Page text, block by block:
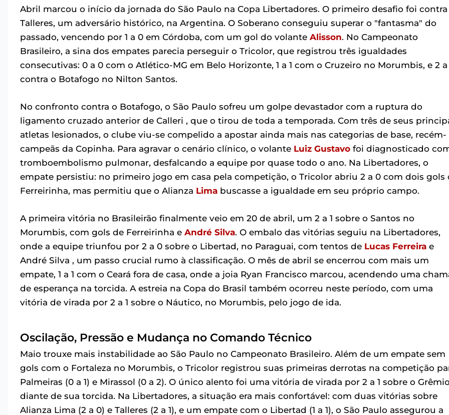
Abril marcou o início da jornada do São Paulo na Copa Libertadores. O primeiro desafio foi contra
Talleres, um adversário histórico, na Argentina. O Soberano conseguiu superar o "fantasma" do
passado, vencendo por 1 a 0 em Córdoba, com um gol do volante Alisson. No Campeonato
Brasileiro, a sina dos empates parecia perseguir o Tricolor, que registrou três igualdades
consecutivas: 0 a 0 com o Atlético-MG em Belo Horizonte, 1 a 1 com o Cruzeiro no Morumbis, e 2 a
contra o Botafogo no Nilton Santos.
No confronto contra o Botafogo, o São Paulo sofreu um golpe devastador com a ruptura do
ligamento cruzado anterior de Calleri , que o tirou de toda a temporada. Com três de seus
atletas lesionados, o clube viu-se compelido a apostar ainda mais nas categorias de base, recém-
campeãs da Copinha. Para agravar o cenário clínico, o volante Luiz Gustavo foi diagnosticado
tromboembolismo pulmonar, desfalcando a equipe por quase todo o ano. Na Libertadores, o
empate persistiu: no primeiro jogo em casa pela competição, o Tricolor abriu 2 a 0 com dois gols
Ferreirinha, mas permitiu que o Alianza Lima buscasse a igualdade em seu próprio campo.
A primeira vitória no Brasileirão finalmente veio em 20 de abril, um 2 a 1 sobre o Santos no
Morumbis, com gols de Ferreirinha e André Silva. O embalo das vitórias seguiu na Libertadores,
onde a equipe triunfou por 2 a 0 sobre o Libertad, no Paraguai, com tentos de Lucas Ferreira e
André Silva , um passo crucial rumo à classificação. O mês de abril se encerrou com mais um
empate, 1 a 1 com o Ceará fora de casa, onde a joia Ryan Francisco marcou, acendendo uma
de esperança na torcida. A estreia na Copa do Brasil também ocorreu neste período, com uma
vitória de virada por 2 a 1 sobre o Náutico, no Morumbis, pelo jogo de ida.
Oscilação, Pressão e Mudança no Comando Técnico
Maio trouxe mais instabilidade ao São Paulo no Campeonato Brasileiro. Além de um empate sem
gols com o Fortaleza no Morumbis, o Tricolor registrou suas primeiras derrotas na competição
Palmeiras (0 a 1) e Mirassol (0 a 2). O único alento foi uma vitória de virada por 2 a 1 sobre o
diante de sua torcida. Na Libertadores, a situação era mais confortável: com duas vitórias sobre
Alianza Lima (2 a 0) e Talleres (2 a 1), e um empate com o Libertad (1 a 1), o São Paulo assegurou a